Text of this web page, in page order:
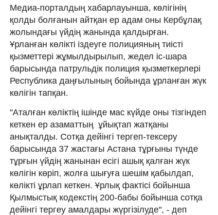
Медиа-порталдың хабарлауынша, көлігінің
қолды болғанын айтқан ер адам оны Кербұлақ
жолындағы үйдің жанында қалдырған.
Ұрланған көлікті іздеуге полицияның тиісті
қызметтері жұмылдырылып, жедел іс-шара
барысында патрульдік полиция қызметкерлері
Республика даңғылының бойында ұрланған жүк
көлігін тапқан.
"Аталған көліктің ішінде мас күйде оны тізгіндеп
кеткен ер азаматтың ұйықтап жатқаны
анықталды. Сотқа дейінгі тергеп-тексеру
барысында 37 жастағы Астана тұрғыны түнде
тұрғын үйдің жанынан есігі ашық қалған жүк
көлігін көріп, жолға шығуға шешім қабылдап,
көлікті ұрлап кеткен. Ұрлық фактісі бойынша
Қылмыстық кодекстің 200-бабы бойынша сотқа
дейінгі тергеу амалдары жүргізілуде", - деп